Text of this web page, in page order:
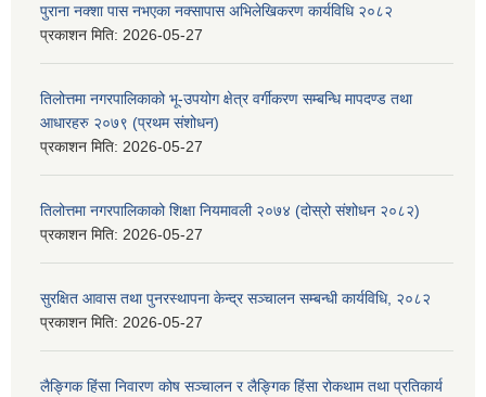
पुराना नक्शा पास नभएका नक्सापास अभिलेखिकरण कार्यविधि २०८२
प्रकाशन मिति: 2026-05-27
तिलोत्तमा नगरपालिकाको भू-उपयोग क्षेत्र वर्गीकरण सम्बन्धि मापदण्ड तथा
आधारहरु २०७९ (प्रथम संशोधन)
प्रकाशन मिति: 2026-05-27
तिलोत्तमा नगरपालिकाको शिक्षा नियमावली २०७४ (दोस्रो संशोधन २०८२)
प्रकाशन मिति: 2026-05-27
सुरक्षित आवास तथा पुनरस्थापना केन्द्र सञ्चालन सम्बन्धी कार्यविधि, २०८२
प्रकाशन मिति: 2026-05-27
लैङ्गिक हिंसा निवारण कोष सञ्चालन र लैङ्गिक हिंसा रोकथाम तथा प्रतिकार्य